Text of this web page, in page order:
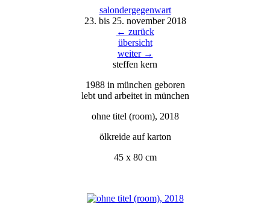
salondergegenwart
23. bis 25. november 2018
← zurück
übersicht
weiter →
steffen kern
1988 in münchen geboren
lebt und arbeitet in münchen
ohne titel (room), 2018
ölkreide auf karton
45 x 80 cm